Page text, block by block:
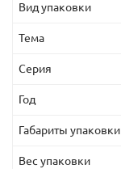
Вид упаковки
Тема
Серия
Год
Габариты упаковки
Вес упаковки